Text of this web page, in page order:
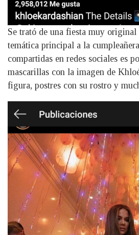
Se trató de una fiesta muy
temática principal a la
compartidas en redes sociales es
mascarillas con la imagen de
figura, postres con su rostro y